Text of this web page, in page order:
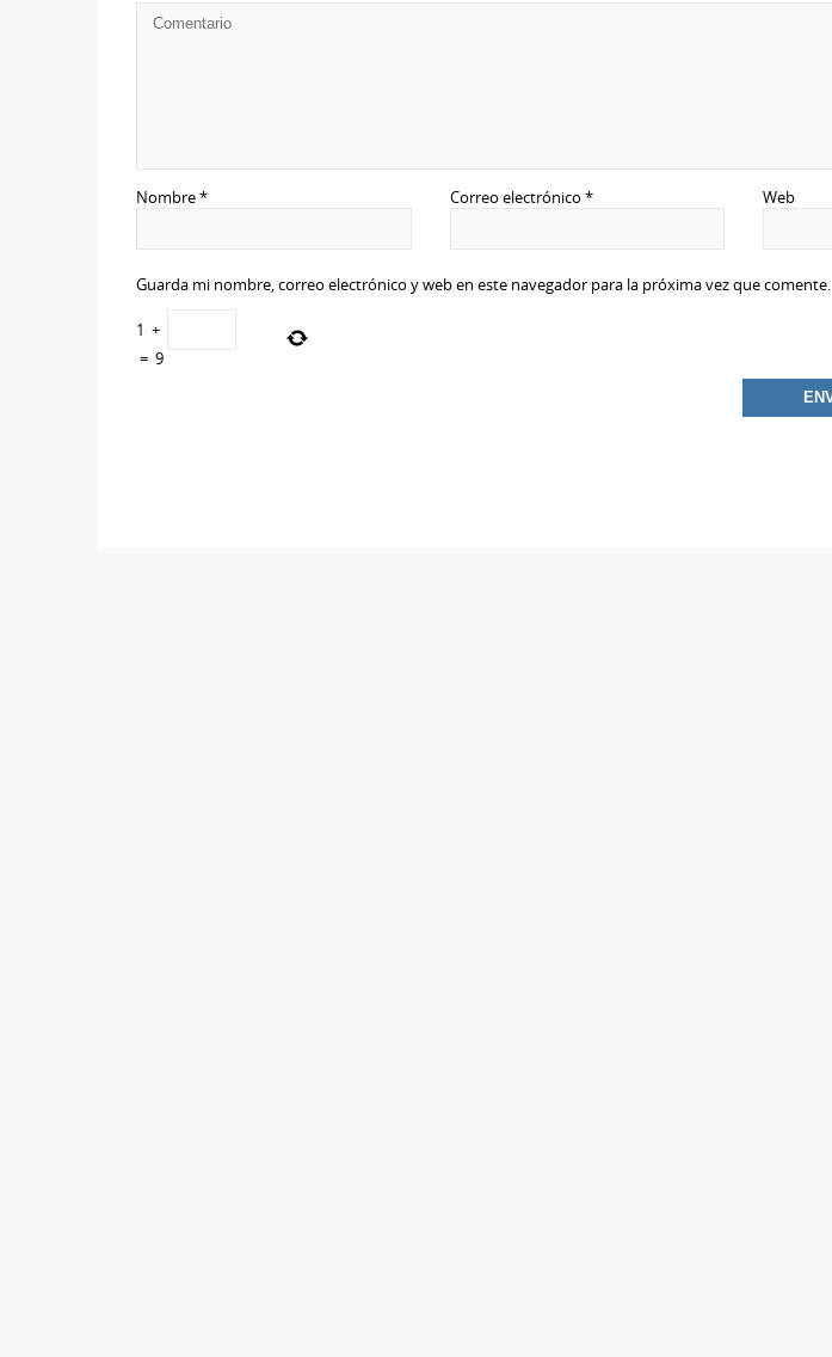
Nombre* Correo electrónico * Web
Guarda mi nombre, correo electrónico y web en este navegador para la próxima vez que comente.
1 +
= 9